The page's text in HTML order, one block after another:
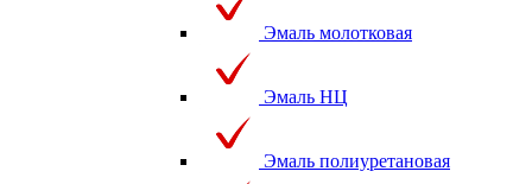
Эмаль молотковая
Эмаль НЦ
Эмаль полиуретановая